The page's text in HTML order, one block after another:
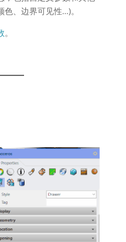
、边界可见性…)。
。